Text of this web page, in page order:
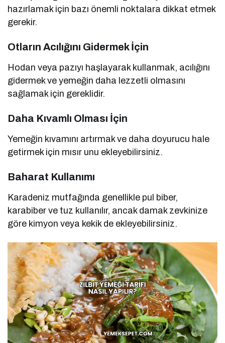
hazırlamak için bazı önemli noktalara dikkat etmek
gerekir.
Otların Acılığını Gidermek İçin
Hodan veya pazıyı haşlayarak kullanmak, acılığını
gidermek ve yemeğin daha lezzetli olmasını
sağlamak için gereklidir.
Daha Kıvamlı Olması İçin
Yemeğin kıvamını artırmak ve daha doyurucu hale
getirmek için mısır unu ekleyebilirsiniz.
Baharat Kullanımı
Karadeniz mutfağında genellikle pul biber,
karabiber ve tuz kullanılır, ancak damak zevkinize
göre kimyon veya kekik de ekleyebilirsiniz.